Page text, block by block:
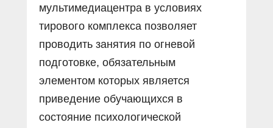
мультимедиацентра в условиях
тирового комплекса позволяет
проводить занятия по огневой
подготовке, обязательным
элементом которых является
приведение обучающихся в
состояние психологической